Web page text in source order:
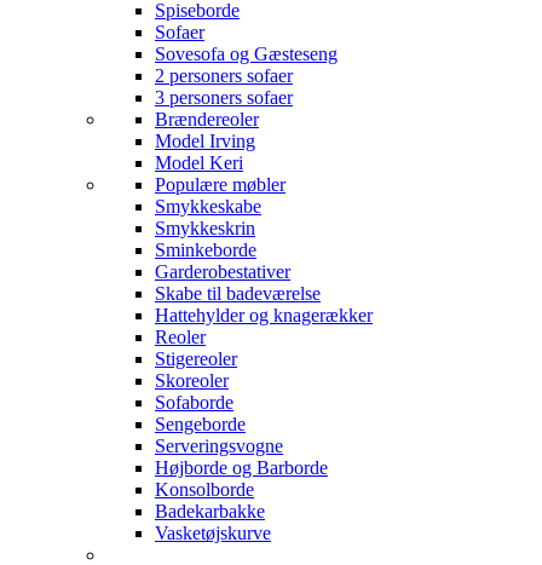
Spiseborde
Sofaer
Sovesofa og Gæsteseng
2 personers sofaer
3 personers sofaer
Brændereoler
Model Irving
Model Keri
Populære møbler
Smykkeskabe
Smykkeskrin
Sminkeborde
Garderobestativer
Skabe til badeværelse
Hattehylder og knagerækker
Reoler
Stigereoler
Skoreoler
Sofaborde
Sengeborde
Serveringsvogne
Højborde og Barborde
Konsolborde
Badekarbakke
Vasketøjskurve